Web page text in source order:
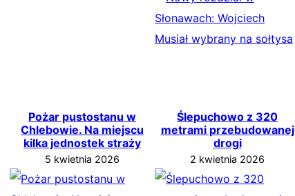
Pożar pustostanu w
Chlebowie. Na miejscu
kilka jednostek straży
5 kwietnia 2026
Ślepuchowo z 320
metrami przebudowanej
drogi
2 kwietnia 2026